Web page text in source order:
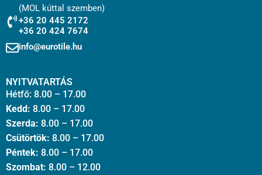
(MOL kúttal szemben)
+36 20 445 2172
+36 20 424 7674
info@eurotile.hu
NYITVATARTÁS
Hétfő: 8.00 – 17.00
Kedd: 8.00 – 17.00
Szerda: 8.00 – 17.00
Csütörtök: 8.00 – 17.00
Péntek: 8.00 – 17.00
Szombat: 8.00 – 12.00